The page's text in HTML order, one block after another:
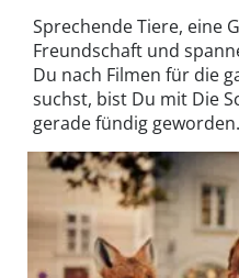
Sprechende Tiere, eine
Freundschaft und
Du nach Filmen für die
suchst, bist Du mit Die
gerade fündig geworden.